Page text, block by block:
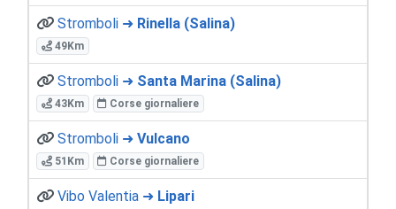
Stromboli ➜ Rinella (Salina)
49Km
Stromboli ➜ Santa Marina (Salina)
43Km Corse giornaliere
Stromboli ➜ Vulcano
51Km Corse giornaliere
Vibo Valentia ➜ Lipari